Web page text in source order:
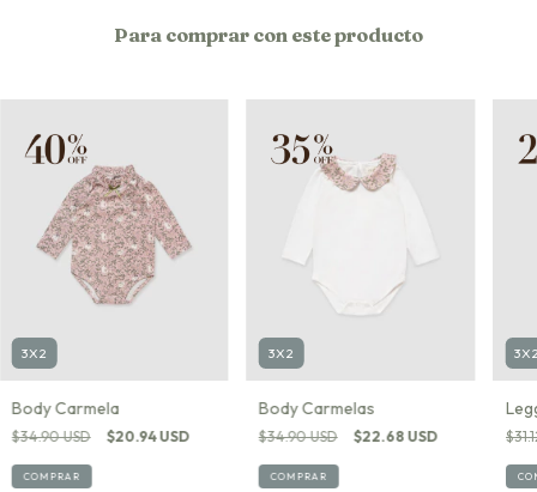
Para comprar con este producto
3X2
Body Carmela
$34.90 USD $20.94 USD
COMPRAR
3X2
Body Carmelas
$34.90 USD $22.68 USD
COMPRAR